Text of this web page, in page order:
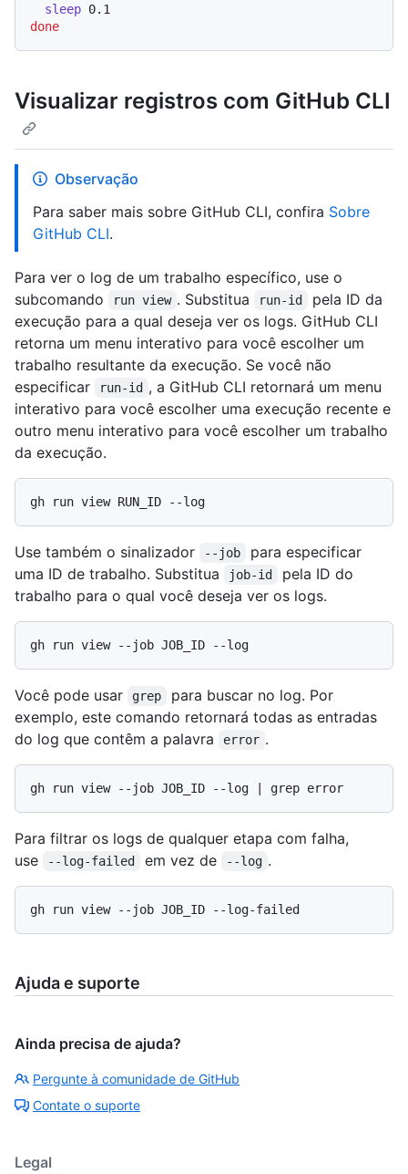
sleep
done
Visualizar registros com GitHub CLI
Observação
Para saber mais sobre GitHub CLI, confira Sobre
GitHub CLI.
Para ver o log de um trabalho específico, use o
subcomando
run view . Substitua run-id
pela ID da
execução para a qual deseja ver os logs. GitHub CLI
retorna um menu interativo para você escolher um
trabalho resultante da execução. Se você não
especificar
run-id , a GitHub CLI retornará um menu
interativo para você escolher uma execução recente e
outro menu interativo para você escolher um trabalho
da execução.
Use também o sinalizador --job
para especificar
uma ID de trabalho. Substitua
job-id
pela ID do
trabalho para o qual você deseja ver os logs.
Você pode usar grep
para buscar no log. Por
exemplo, este comando retornará todas as entradas
do log que contêm a palavra
error .
Para filtrar os logs de qualquer etapa com falha,
use
--log-failed em vez de --log .
Ajuda e suporte
Ainda precisa de ajuda?
Pergunte à comunidade de GitHub
Contate o suporte
Legal